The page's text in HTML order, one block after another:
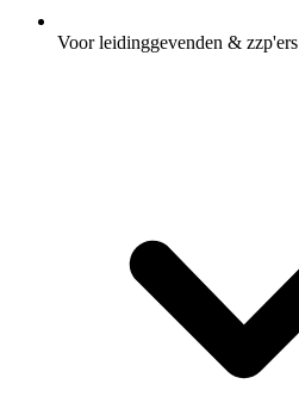
Voor leidinggevenden & zzp'ers